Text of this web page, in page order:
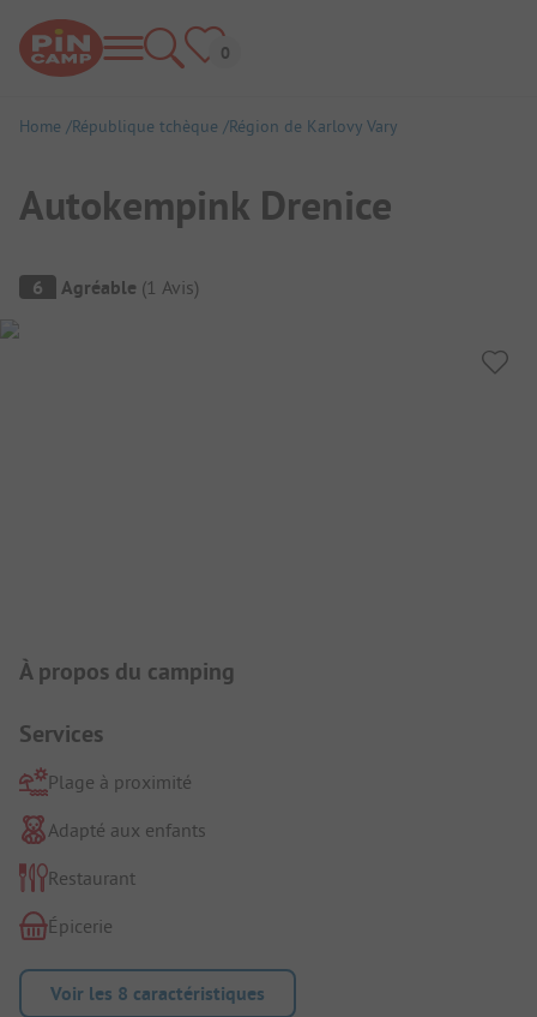
Home République tchèque Région de Karlovy Vary
Autokempink Drenice
Aperçu du camping
6 Agréable (1 Avis)
Présentation du camping
À propos du camping
Services
Plage à proximité
Adapté aux enfants
Restaurant
Épicerie
Voir les 8 caractéristiques